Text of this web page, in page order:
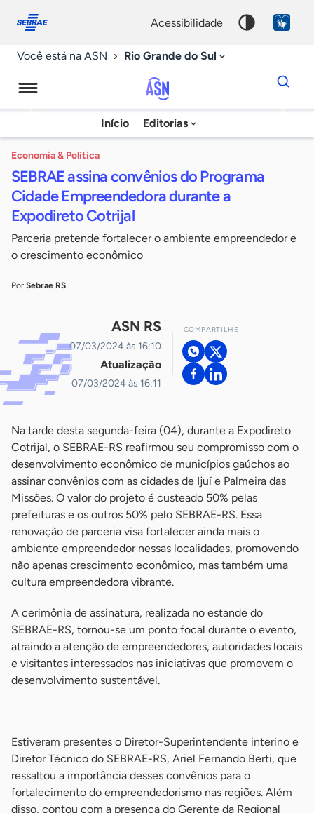
conosco
acessibilidade
Você está na ASN Rio Grande do Sul
Agência
Sebrae
Notícias
Início Editorias
Dados
para
chave
Economia & Política
SEBRAE assina convênios do Programa
Cidade Empreendedora durante a
Expodireto Cotrijal
Parceria pretende fortalecer o ambiente empreendedor e
o crescimento econômico
Por Sebrae RS
ASN RS
07/03/2024 às 16:10
Atualização
07/03/2024 às 16:11
COMPARTILHE
Na tarde desta segunda-feira (04), durante a Expodireto
Cotrijal, o SEBRAE-RS reafirmou seu compromisso com o
desenvolvimento econômico de municípios gaúchos ao
assinar convênios com as cidades de Ijuí e Palmeira das
Missões. O valor do projeto é custeado 50% pelas
prefeituras e os outros 50% pelo SEBRAE-RS. Essa
renovação de parceria visa fortalecer ainda mais o
ambiente empreendedor nessas localidades, promovendo
não apenas crescimento econômico, mas também uma
cultura empreendedora vibrante.
A cerimônia de assinatura, realizada no estande do
SEBRAE-RS, tornou-se um ponto focal durante o evento,
atraindo a atenção de empreendedores, autoridades locais
e visitantes interessados nas iniciativas que promovem o
desenvolvimento sustentável.
Estiveram presentes o Diretor-Superintendente interino e
Diretor Técnico do SEBRAE-RS, Ariel Fernando Berti, que
ressaltou a importância desses convênios para o
fortalecimento do empreendedorismo nas regiões. Além
disso, contou com a presença do Gerente da Regional